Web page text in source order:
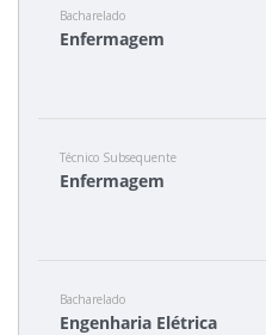
Bacharelado
Enfermagem
Técnico Subsequente
Enfermagem
Bacharelado
Engenharia Elétrica